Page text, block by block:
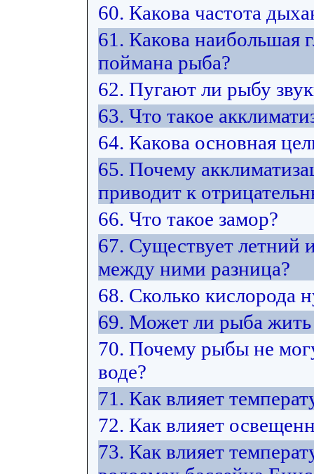
60. Какова частота
61. Какова наибольшая
поймана рыба?
62. Пугают ли рыбу
63. Что такое
64. Какова основная
65. Почему
приводит к
66. Что такое замор?
67. Существует летний
между ними разница?
68. Сколько кислорода
69. Может ли рыба жить
70. Почему рыбы не
воде?
71. Как влияет
72. Как влияет
73. Как влияет